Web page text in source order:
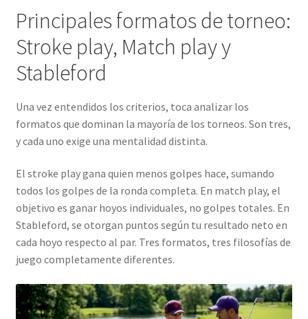
Principales formatos de torneo:
Stroke play, Match play y
Stableford
Una vez entendidos los criterios, toca analizar los
formatos que dominan la mayoría de los torneos. Son tres,
y cada uno exige una mentalidad distinta.
El stroke play gana quien menos golpes hace, sumando
todos los golpes de la ronda completa. En match play, el
objetivo es ganar hoyos individuales, no golpes totales. En
Stableford, se otorgan puntos según tu resultado neto en
cada hoyo respecto al par. Tres formatos, tres filosofías de
juego completamente diferentes.